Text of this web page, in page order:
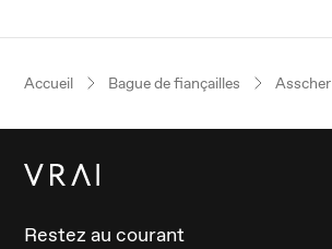
Accueil Bague de fiançailles Asscher
Restez au courant